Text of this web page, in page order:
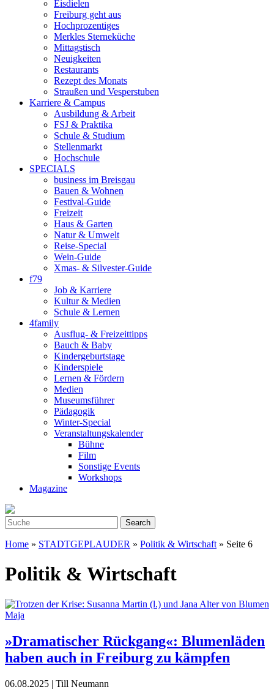
Eisdielen
Freiburg geht aus
Hochprozentiges
Merkles Sterneküche
Mittagstisch
Neuigkeiten
Restaurants
Rezept des Monats
Straußen und Vesperstuben
Karriere & Campus
Ausbildung & Arbeit
FSJ & Praktika
Schule & Studium
Stellenmarkt
Hochschule
SPECIALS
business im Breisgau
Bauen & Wohnen
Festival-Guide
Freizeit
Haus & Garten
Natur & Umwelt
Reise-Special
Wein-Guide
Xmas- & Silvester-Guide
f79
Job & Karriere
Kultur & Medien
Schule & Lernen
4family
Ausflug- & Freizeittipps
Bauch & Baby
Kindergeburtstage
Kinderspiele
Lernen & Fördern
Medien
Museumsführer
Pädagogik
Winter-Special
Veranstaltungskalender
Bühne
Film
Sonstige Events
Workshops
Magazine
Home » STADTGEPLAUDER » Politik & Wirtschaft » Seite 6
Politik & Wirtschaft
»Dramatischer Rückgang«: Blumenläden
haben auch in Freiburg zu kämpfen
06.08.2025 | Till Neumann